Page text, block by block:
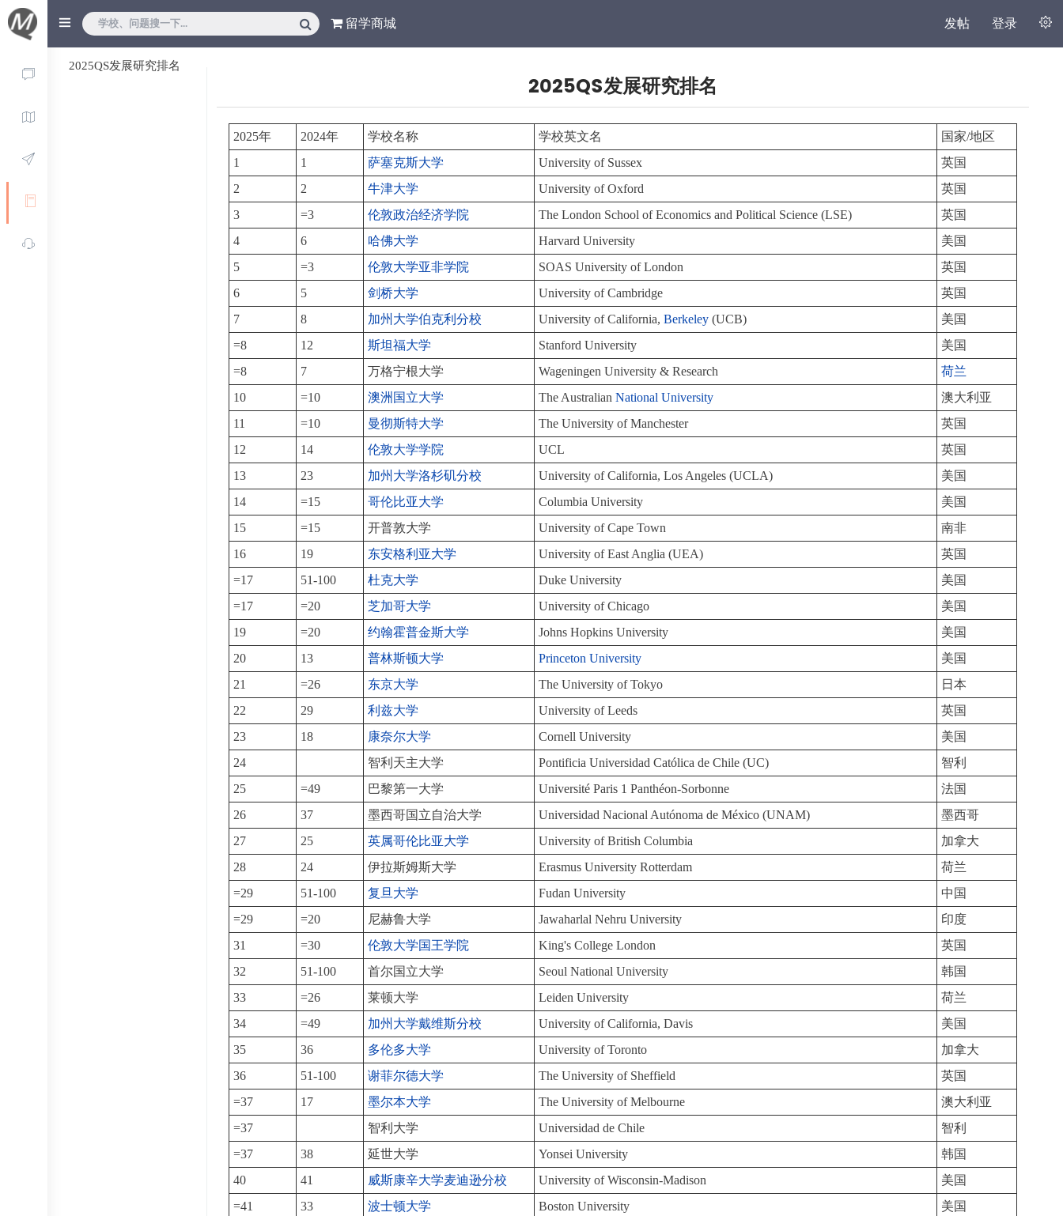
留学商城 发帖 登录
2025QS发展研究排名
2025QS发展研究排名
2025年 2024年 学校名称 学校英文名
国家/地区
1
1 萨塞克斯大学 University of Sussex
英国
2
2 牛津大学 University of Oxford
英国
3
=3 伦敦政治经济学院 The London School of Economics and Political Science (LSE)
英国
4
6 哈佛大学 Harvard University
美国
5
=3 伦敦大学亚非学院 SOAS University of London
英国
6
5 剑桥大学 University of Cambridge
英国
7
8 加州大学伯克利分校 University of California,Berkeley (UCB)
美国
=8
12 斯坦福大学 Stanford University
美国
=8
7 万格宁根大学 Wageningen University & Research
荷兰
10
=10 澳洲国立大学 The AustralianNational University
澳大利亚
11
=10 曼彻斯特大学 The University of Manchester
英国
12
14 伦敦大学学院 UCL
英国
13
23 加州大学洛杉矶分校 University of California, Los Angeles (UCLA)
美国
14
=15 哥伦比亚大学 Columbia University
美国
15
=15 开普敦大学 University of Cape Town
南非
16
19 东安格利亚大学 University of East Anglia (UEA)
英国
=17
51-100 杜克大学 Duke University
美国
=17
=20 芝加哥大学 University of Chicago
美国
19
=20 约翰霍普金斯大学 Johns Hopkins University
美国
20
13 普林斯顿大学 Princeton University
美国
21
=26 东京大学 The University of Tokyo
日本
22
29 利兹大学 University of Leeds
英国
23
18 康奈尔大学 Cornell University
美国
24
智利天主大学 Pontificia Universidad Católica de Chile (UC)
智利
25
=49 巴黎第一大学 Université Paris 1 Panthéon-Sorbonne
法国
26
37 墨西哥国立自治大学 Universidad Nacional Autónoma de México (UNAM)
墨西哥
27
25 英属哥伦比亚大学 University of British Columbia
加拿大
28
24 伊拉斯姆斯大学 Erasmus University Rotterdam
荷兰
=29
51-100 复旦大学 Fudan University
中国
=29
=20 尼赫鲁大学 Jawaharlal Nehru University
印度
31
=30 伦敦大学国王学院 King's College London
英国
32
51-100 首尔国立大学 Seoul National University
韩国
33
=26 莱顿大学 Leiden University
荷兰
34
=49 加州大学戴维斯分校 University of California, Davis
美国
35
36 多伦多大学 University of Toronto
加拿大
36
51-100 谢菲尔德大学 The University of Sheffield
英国
=37
17 墨尔本大学 The University of Melbourne
澳大利亚
=37
智利大学 Universidad de Chile
智利
=37
38 延世大学 Yonsei University
韩国
40
41 威斯康辛大学麦迪逊分校 University of Wisconsin-Madison
美国
=41
33 波士顿大学 Boston University
美国